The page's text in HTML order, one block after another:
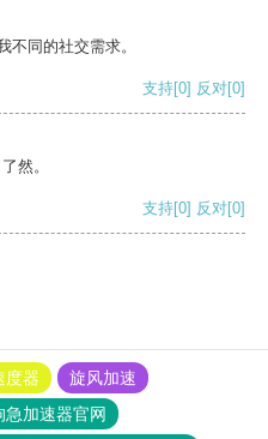
不同的社交需求。
支持[0] 反对[0]
然。
支持[0] 反对[0]
度器
旋风加速
急加速器官网